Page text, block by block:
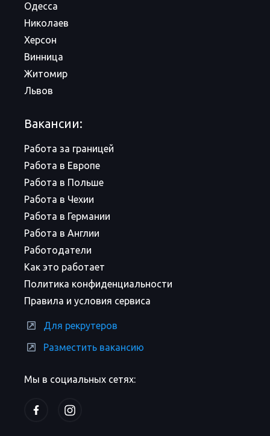
Мы в социальных сетях:
Одесса
Николаев
Херсон
Винница
Житомир
Львов
Вакансии:
Работа за границей
Работа в Европе
Работа в Польше
Работа в Чехии
Работа в Германии
Работа в Англии
Работодатели
Как это работает
Политика конфиденциальности
Правила и условия сервиса
Для рекрутеров
Разместить вакансию